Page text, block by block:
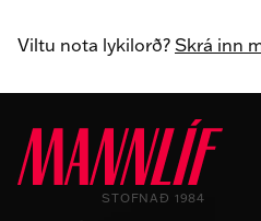
Viltu nota lykilorð? Skrá inn
STOFNAÐ 1984